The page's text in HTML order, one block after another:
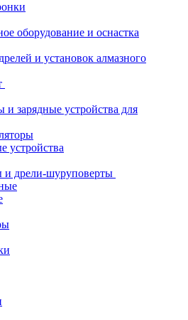
оборудование и оснастка
и установок алмазного
и зарядные устройства для
устройства
дрели-шуруповерты